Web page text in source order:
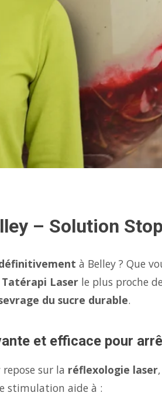
– Solution
à Belley ? Que
Laser le plus proche
du sucre durable.
et efficace pour
repose sur la réflexologie laser
stimulation aide à :